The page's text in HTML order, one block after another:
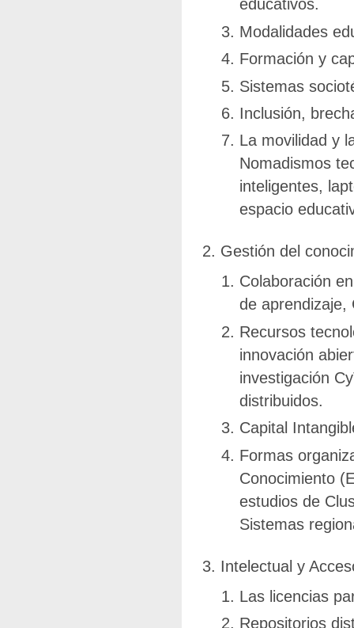
educativos.
Modalidades
Formación y
Sistemas
Inclusión,
La movilidad y
Nomadismos
inteligentes,
espacio
Gestión del
Colaboración
de aprendizaje,
Recursos
innovación
investigación
distribuidos.
Capital
Formas
Conocimiento
estudios de
Sistemas
Intelectual y
Las licencias
Repositorios